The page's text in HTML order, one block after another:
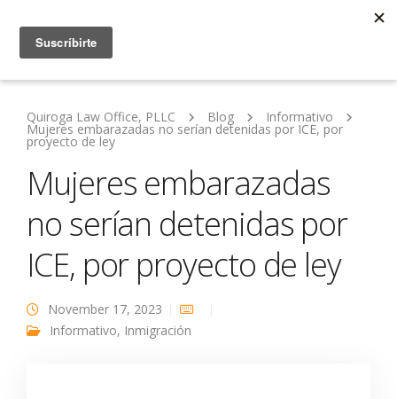
Quiroga Law Office, PLLC Blog Informativo
Mujeres embarazadas no serían detenidas por ICE, por
proyecto de ley
Mujeres embarazadas
no serían detenidas por
ICE, por proyecto de ley
November 17, 2023
Informativo, Inmigración